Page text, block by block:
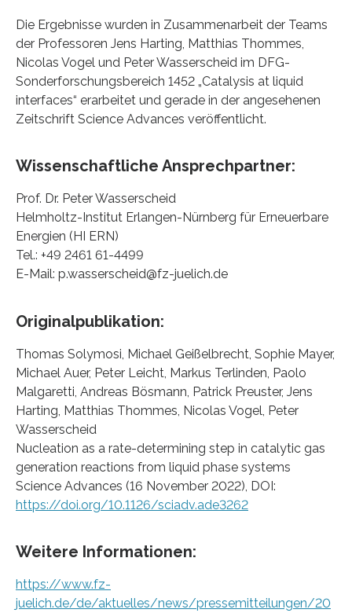
Die Ergebnisse wurden in Zusammenarbeit der Teams
der Professoren Jens Harting, Matthias Thommes,
Nicolas Vogel und Peter Wasserscheid im DFG-
Sonderforschungsbereich 1452 „Catalysis at liquid
interfaces“ erarbeitet und gerade in der angesehenen
Zeitschrift Science Advances veröffentlicht.
Wissenschaftliche Ansprechpartner:
Prof. Dr. Peter Wasserscheid
Helmholtz-Institut Erlangen-Nürnberg für Erneuerbare
Energien (HI ERN)
Tel.: +49 2461 61-4499
E-Mail: p.wasserscheid@fz-juelich.de
Originalpublikation:
Thomas Solymosi, Michael Geißelbrecht, Sophie Mayer,
Michael Auer, Peter Leicht, Markus Terlinden, Paolo
Malgaretti, Andreas Bösmann, Patrick Preuster, Jens
Harting, Matthias Thommes, Nicolas Vogel, Peter
Wasserscheid
Nucleation as a rate-determining step in catalytic gas
generation reactions from liquid phase systems
Science Advances (16 November 2022), DOI:
https://doi.org/10.1126/sciadv.ade3262
Weitere Informationen:
https://www.fz-
juelich.de/de/aktuelles/news/pressemitteilungen/20